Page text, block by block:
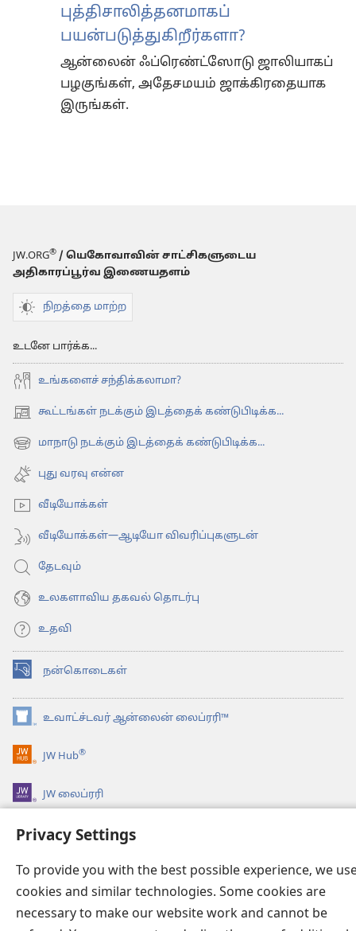
Privacy Settings
To provide you with the best possible experience, we
cookies and similar technologies. Some cookies are
necessary to make our website work and cannot be
புத்திசாலித்தன­மாகப்
பயன்படுத்துகிறீர்களா?
ஆன்லைன் ஃப்ரெண்ட்ஸோடு ஜாலியாகப்
பழகுங்கள், அதேசமயம் ஜாக்கிரதையாக
இருங்கள்.
JW.ORG® / யெகோவாவின் சாட்சிகளுடைய
அதிகாரப்பூர்வ இணையதளம்
நிறத்தை மாற்ற
உடனே பார்க்க...
உங்களைச் சந்திக்கலாமா?
கூட்டங்கள் நடக்கும் இடத்தைக் கண்டுபிடிக்க...
(opens
new மாநாடு நடக்கும் இடத்தைக் கண்டுபிடிக்க...
(opens
new
window)
புது வரவு என்ன
வீடியோக்கள்
வீடியோக்கள்—ஆடியோ விவரிப்புகளுடன்
தேடவும்
உலகளாவிய தகவல் தொடர்பு
உதவி
நன்கொடைகள்
(opens
new
window)உவாட்ச்டவர் ஆன்லைன் லைப்ரரி™
(opens
new
window)JW Hub®
(opens
new
window)JW லைப்ரரி
உவாட்ச்டவர் லைப்ரரி
Copyright© 2026 Watch Tower Bible and Tract Society of Pennsylvania.